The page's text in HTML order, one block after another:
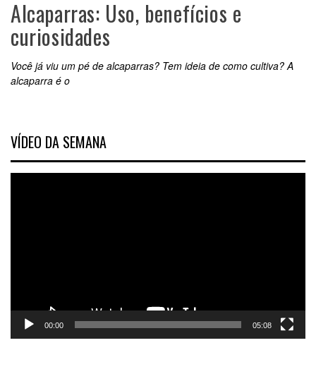
Alcaparras: Uso, benefícios e
curiosidades
Você já viu um pé de alcaparras? Tem ideia de como cultiva? A
alcaparra é o
VÍDEO DA SEMANA
00:00 05:08